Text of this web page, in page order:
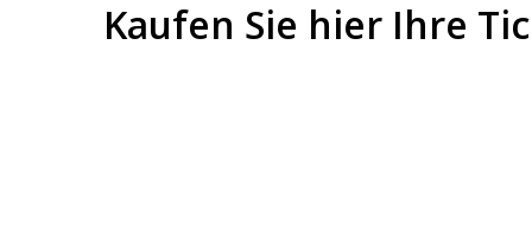
Kaufen Sie hier Ihre